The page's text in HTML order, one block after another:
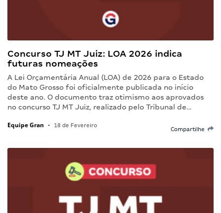
Concurso TJ MT Juiz: LOA 2026 indica
futuras nomeações
A Lei Orçamentária Anual (LOA) de 2026 para o Estado
do Mato Grosso foi oficialmente publicada no início
deste ano. O documento traz otimismo aos aprovados
no concurso TJ MT Juiz, realizado pelo Tribunal de…
Equipe Gran • 18 de Fevereiro
Compartilhe